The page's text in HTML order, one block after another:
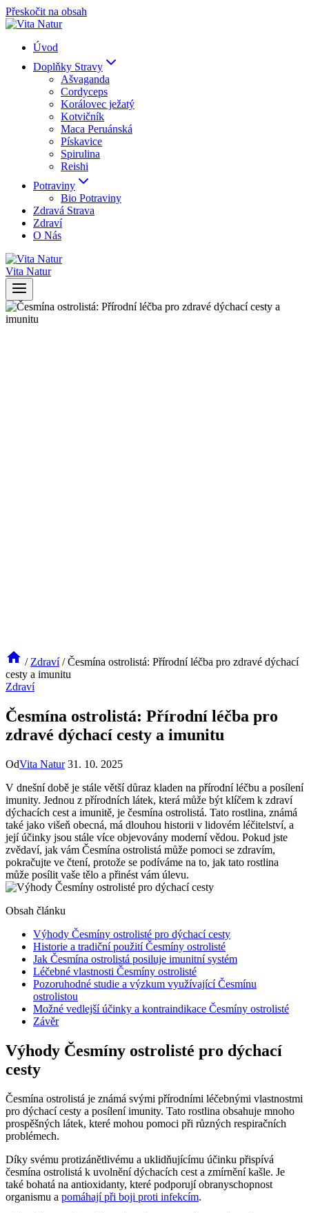
Přeskočit na obsah
Úvod
Doplňky Stravy
Ašvaganda
Cordyceps
Korálovec ježatý
Kotvičník
Maca Peruánská
Pískavice
Spirulina
Reishi
Potraviny
Bio Potraviny
Zdravá Strava
Zdraví
O Nás
Vita Natur
/ Zdraví / Česmína ostrolistá: Přírodní léčba pro zdravé dýchací
cesty a imunitu
Zdraví
Česmína ostrolistá: Přírodní léčba pro
zdravé dýchací cesty a imunitu
OdVita Natur 31. 10. 2025
V dnešní době je stále větší důraz kladen na přírodní léčbu a posílení
imunity. Jednou z přírodních látek, která může být klíčem k zdraví
dýchacích cest a imunitě, je česmína ostrolistá. Tato rostlina, známá
také jako višeň obecná, má dlouhou historii v lidovém léčitelství, a
její účinky jsou stále více objevovány moderní vědou. Pokud jste
zvědaví, jak vám Česmína ostrolistá může pomoci se zdravím,
pokračujte ve čtení, protože se podíváme na to, jak tato rostlina
může posílit vaše tělo a přinést vám úlevu.
Obsah článku
Výhody Česmíny ostrolisté pro dýchací cesty
Historie a tradiční použití Česmíny ostrolisté
Jak Česmína ostrolistá posiluje imunitní systém
Léčebné vlastnosti Česmíny ostrolisté
Pozoruhodné studie a výzkum využívající Česmínu
ostrolistou
Možné vedlejší účinky a kontraindikace Česmíny ostrolisté
Závěr
Výhody Česmíny ostrolisté pro dýchací
cesty
Česmína ostrolistá je známá svými přírodními léčebnými vlastnostmi
pro dýchací cesty a posílení imunity. Tato rostlina obsahuje mnoho
prospěšných látek, které mohou pomoci při různých respiračních
problémech.
Díky svému protizánětlivému a uklidňujícímu účinku přispívá
česmína ostrolistá k uvolnění dýchacích cest a zmírnění kašle. Je
také bohatá na antioxidanty, které podporují obranyschopnost
organismu a pomáhají při boji proti infekcím.